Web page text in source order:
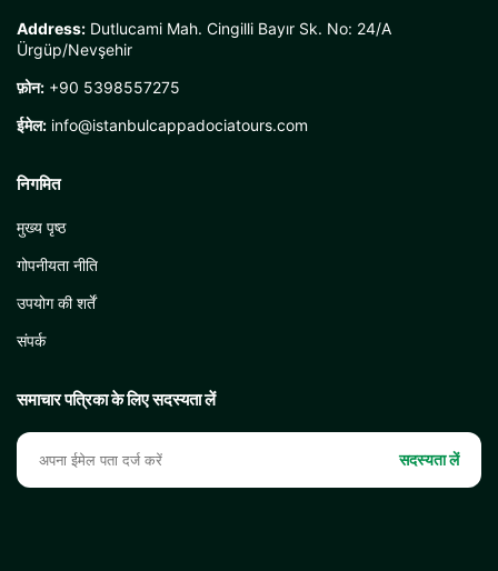
Address: Dutlucami Mah. Cingilli Bayır Sk. No: 24/A
Ürgüp/Nevşehir
फ़ोन: +90 5398557275
ईमेल: info@istanbulcappadociatours.com
निगमित
मुख्य पृष्ठ
गोपनीयता नीति
उपयोग की शर्तें
संपर्क
समाचार पत्रिका के लिए सदस्यता लें
सदस्यता लें